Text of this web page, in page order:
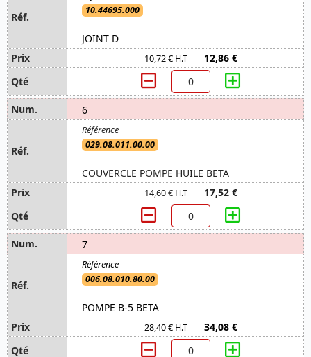
10.44695.000
JOINT D
10,72 € H.T 12,86 €
6
029.08.011.00.00
COUVERCLE POMPE HUILE BETA
14,60 € H.T 17,52 €
7
006.08.010.80.00
POMPE B-5 BETA
28,40 € H.T 34,08 €